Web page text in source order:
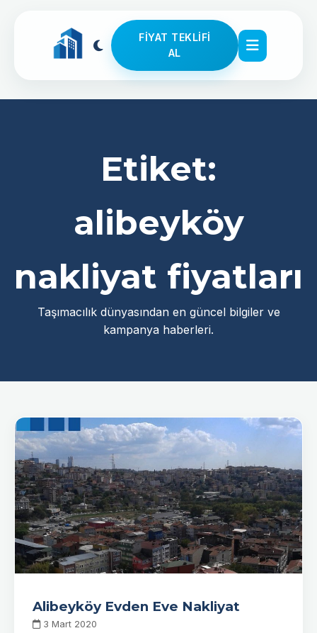
FIYAT TEKLIFI
AL
Etiket:
alibeyköy
nakliyat fiyatları
Taşımacılık dünyasından en güncel bilgiler ve
kampanya haberleri.
Alibeyköy Evden Eve Nakliyat
3 Mart 2020